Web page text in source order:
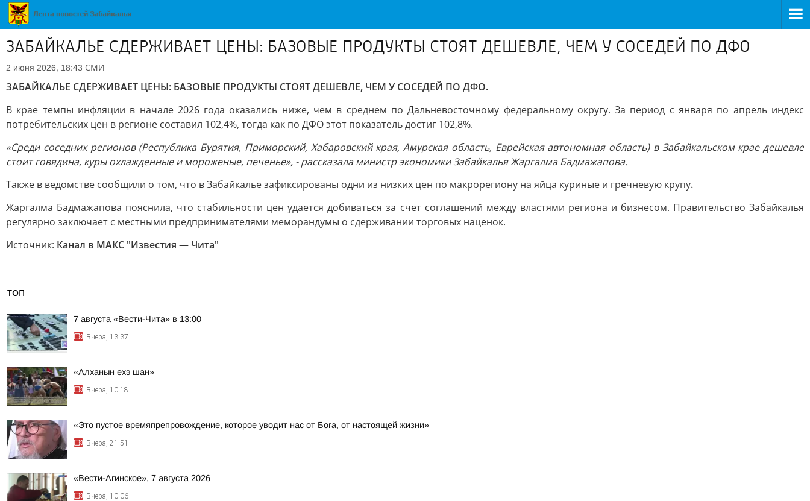
ЗАБАЙКАЛЬЕ СДЕРЖИВАЕТ ЦЕНЫ: БАЗОВЫЕ ПРОДУКТЫ СТОЯТ ДЕШЕВЛЕ, ЧЕМ У СОСЕДЕЙ ПО ДФО
2 июня 2026, 18:43 СМИ
ЗАБАЙКАЛЬЕ СДЕРЖИВАЕТ ЦЕНЫ: БАЗОВЫЕ ПРОДУКТЫ СТОЯТ ДЕШЕВЛЕ, ЧЕМ У СОСЕДЕЙ ПО ДФО.
В крае темпы инфляции в начале 2026 года оказались ниже, чем в среднем по Дальневосточному федеральному округу. За период с января по апрель индекс
потребительских цен в регионе составил 102,4%, тогда как по ДФО этот показатель достиг 102,8%.
«Среди соседних регионов (Республика Бурятия, Приморский, Хабаровский края, Амурская область, Еврейская автономная область) в Забайкальском крае дешевле
стоит говядина, куры охлажденные и мороженые, печенье», - рассказала министр экономики Забайкалья Жаргалма Бадмажапова.
Также в ведомстве сообщили о том, что в Забайкалье зафиксированы одни из низких цен по макрорегиону на яйца куриные и гречневую крупу.
Жаргалма Бадмажапова пояснила, что стабильности цен удается добиваться за счет соглашений между властями региона и бизнесом. Правительство Забайкалья
регулярно заключает с местными предпринимателями меморандумы о сдерживании торговых наценок.
Источник: Канал в МАКС "Известия — Чита"
ТОП
7 августа «Вести-Чита» в 13:00
Вчера, 13:37
«Алханын ехэ шан»
Вчера, 10:18
«Это пустое времяпрепровождение, которое уводит нас от Бога, от настоящей жизни»
Вчера, 21:51
«Вести-Агинское», 7 августа 2026
Вчера, 10:06